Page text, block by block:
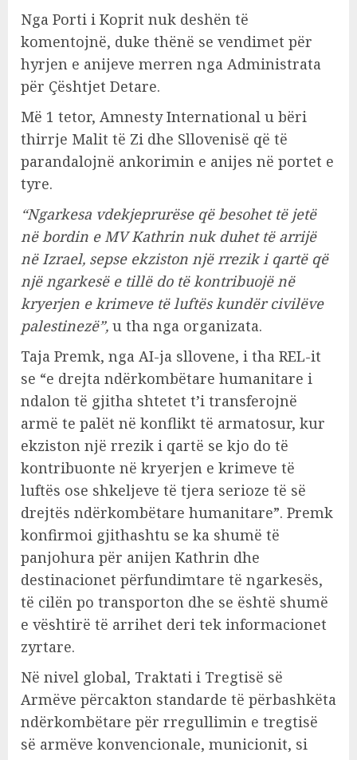
Nga Porti i Koprit nuk deshën të
komentojnë, duke thënë se vendimet për
hyrjen e anijeve merren nga Administrata
për Çështjet Detare.
Më 1 tetor, Amnesty International u bëri
thirrje Malit të Zi dhe Sllovenisë që të
parandalojnë ankorimin e anijes në portet e
tyre.
“Ngarkesa vdekjeprurëse që besohet të jetë
në bordin e MV Kathrin nuk duhet të arrijë
në Izrael, sepse ekziston një rrezik i qartë që
një ngarkesë e tillë do të kontribuojë në
kryerjen e krimeve të luftës kundër civilëve
palestinezë”, u tha nga organizata.
Taja Premk, nga AI-ja sllovene, i tha REL-it
se “e drejta ndërkombëtare humanitare i
ndalon të gjitha shtetet t’i transferojnë
armë te palët në konflikt të armatosur, kur
ekziston një rrezik i qartë se kjo do të
kontribuonte në kryerjen e krimeve të
luftës ose shkeljeve të tjera serioze të së
drejtës ndërkombëtare humanitare”. Premk
konfirmoi gjithashtu se ka shumë të
panjohura për anijen Kathrin dhe
destinacionet përfundimtare të ngarkesës,
të cilën po transporton dhe se është shumë
e vështirë të arrihet deri tek informacionet
zyrtare.
Në nivel global, Traktati i Tregtisë së
Armëve përcakton standarde të përbashkëta
ndërkombëtare për rregullimin e tregtisë
së armëve konvencionale, municionit, si